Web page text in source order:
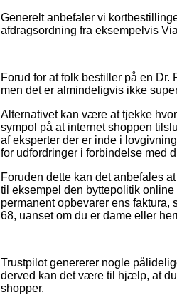
Generelt anbefaler vi
afdragsordning fra eksempelvis
Forud for at folk bestiller på en
men det er almindeligvis ikke
Alternativet kan være at tjekke
sympol på at internet shoppen
af eksperter der er inde i
for udfordringer i forbindelse med
Foruden dette kan det anbefales
til eksempel den byttepolitik
permanent opbevarer ens faktura,
68, uanset om du er dame eller
Trustpilot genererer nogle
derved kan det være til hjælp, at
shopper.